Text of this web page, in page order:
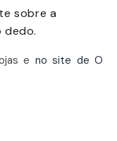
sobre a
dedo.
e no site de O